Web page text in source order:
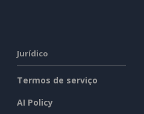
Jurídico
Termos de serviço
AI Policy